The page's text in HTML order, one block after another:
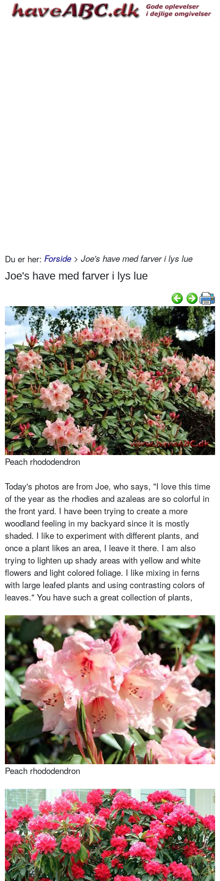
Du er her: Forside > Joe's have med farver i lys lue
Joe's have med farver i lys lue
Peach rhododendron
Today's photos are from Joe, who says, "I love this time
of the year as the rhodies and azaleas are so colorful in
the front yard. I have been trying to create a more
woodland feeling in my backyard since it is mostly
shaded. I like to experiment with different plants, and
once a plant likes an area, I leave it there. I am also
trying to lighten up shady areas with yellow and white
flowers and light colored foliage. I like mixing in ferns
with large leafed plants and using contrasting colors of
leaves." You have such a great collection of plants,
Peach rhododendron